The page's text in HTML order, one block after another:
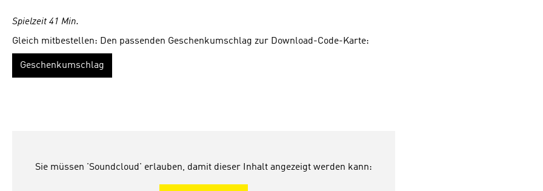
Spielzeit 41 Min.
Gleich mitbestellen: Den passenden Geschenkumschlag zur Download-Code-Karte:
Geschenkumschlag
Sie müssen 'Soundcloud' erlauben, damit dieser Inhalt angezeigt werden kann: